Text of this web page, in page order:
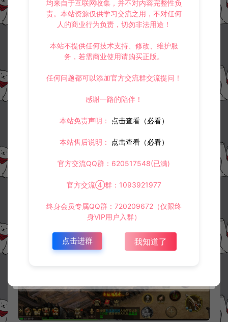
均来自于互联网收集，并不对内容完整性负
责。本站资源仅供学习交流之用，不对任何
人的商业行为负责，切勿非法用途！
本站不提供任何技术支持、修改、维护服
务，若需商业使用请购买正版。
任何问题都可以添加官方交流群交流提问！
感谢一路的陪伴！
本站免责声明： 点击查看（必看）
本站售后说明： 点击查看（必看）
官方交流QQ群：620517548(已满)
官方交流④群：1093921977
终身会员专属QQ群：720209672（仅限终
身VIP用户入群）
点击进群 我知道了